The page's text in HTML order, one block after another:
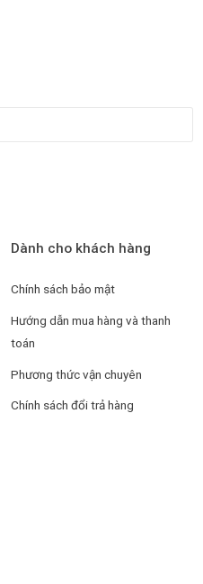
Dành cho khách hàng
Chính sách bảo mật
Hướng dẫn mua hàng và thanh
toán
Phương thức vận chuyên
Chính sách đổi trả hàng